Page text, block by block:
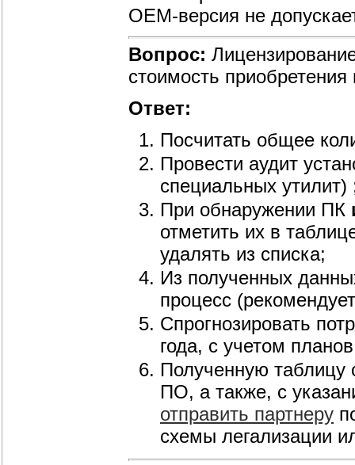
OEM-версия не
Вопрос:
стоимость
Ответ:
Посчитать общее
Провести аудит
специальных утилит)
При обнаружении ПК
отметить их в
удалять из списка;
Из полученных
процесс
Спрогнозировать
года, с учетом
Полученную таблицу
ПО, а также, с
отправить партнеру
схемы легализации